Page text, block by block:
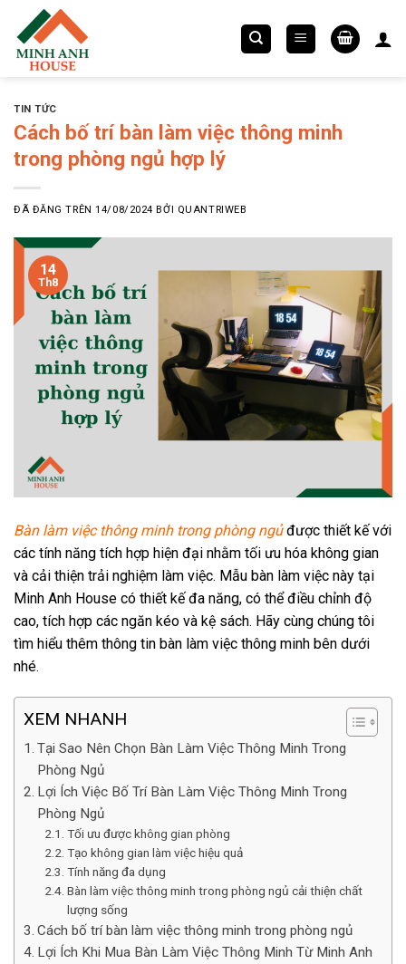
Chuyển
đến
nội
TIN TỨC
Cách bố trí bàn làm việc thông minh
trong phòng ngủ hợp lý
ĐÃ ĐĂNG TRÊN14/08/2024 BỞI QUANTRIWEB
14
Th8
Bàn làm việc thông minh trong phòng ngủđược thiết kế với
các tính năng tích hợp hiện đại nhằm tối ưu hóa không gian
và cải thiện trải nghiệm làm việc. Mẫu bàn làm việc này tại
Minh Anh House có thiết kế đa năng, có thể điều chỉnh độ
cao, tích hợp các ngăn kéo và kệ sách. Hãy cùng chúng tôi
tìm hiểu thêm thông tin bàn làm việc thông minh bên dưới
nhé.
XEM NHANH
Tại Sao Nên Chọn Bàn Làm Việc Thông Minh Trong
Phòng Ngủ
Lợi Ích Việc Bố Trí Bàn Làm Việc Thông Minh Trong
Phòng Ngủ
Tối ưu được không gian phòng
Tạo không gian làm việc hiệu quả
Tính năng đa dụng
Bàn làm việc thông minh trong phòng ngủ cải thiện chất
lượng sống
Cách bố trí bàn làm việc thông minh trong phòng ngủ
Lợi Ích Khi Mua Bàn Làm Việc Thông Minh Từ Minh Anh